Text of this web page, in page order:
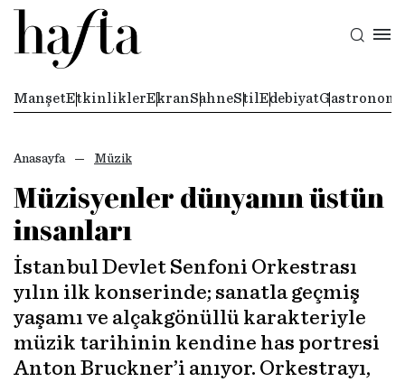
ManşetEtkinliklerEkranSahneStil EdebiyatGastronomi
Anasayfa Müzik
Müzisyenler dünyanın üstün
insanları
İstanbul Devlet Senfoni Orkestrası
yılın ilk konserinde; sanatla geçmiş
yaşamı ve alçakgönüllü karakteriyle
müzik tarihinin kendine has portresi
Anton Bruckner’i anıyor. Orkestrayı,